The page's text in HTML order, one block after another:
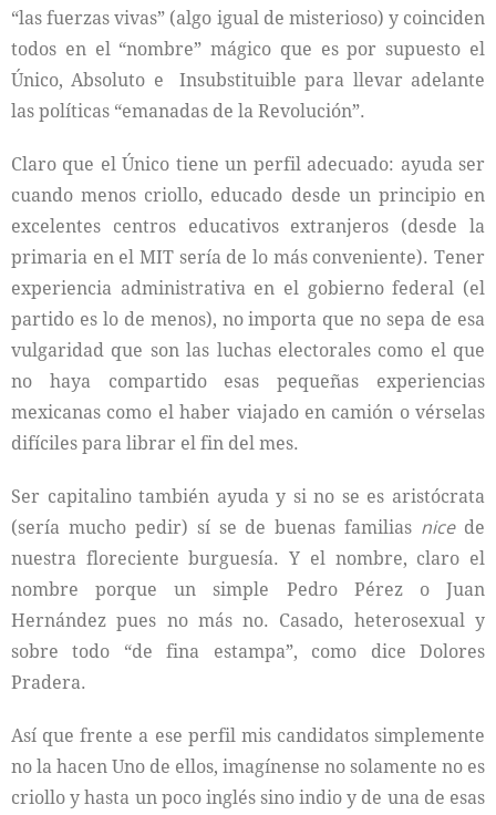
“las fuerzas vivas” (algo igual de misterioso) y coinciden
todos en el “nombre” mágico que es por supuesto el
Único, Absoluto e Insubstituible para llevar adelante
las políticas “emanadas de la Revolución”.
Claro que el Único tiene un perfil adecuado: ayuda ser
cuando menos criollo, educado desde un principio en
excelentes centros educativos extranjeros (desde la
primaria en el MIT sería de lo más conveniente). Tener
experiencia administrativa en el gobierno federal (el
partido es lo de menos), no importa que no sepa de esa
vulgaridad que son las luchas electorales como el que
no haya compartido esas pequeñas experiencias
mexicanas como el haber viajado en camión o vérselas
difíciles para librar el fin del mes.
Ser capitalino también ayuda y si no se es aristócrata
(sería mucho pedir) sí se de buenas familias nicede
nuestra floreciente burguesía. Y el nombre, claro el
nombre porque un simple Pedro Pérez o Juan
Hernández pues no más no. Casado, heterosexual y
sobre todo “de fina estampa”, como dice Dolores
Pradera.
Así que frente a ese perfil mis candidatos simplemente
no la hacen Uno de ellos, imagínense no solamente no es
criollo y hasta un poco inglés sino indio y de una de esas